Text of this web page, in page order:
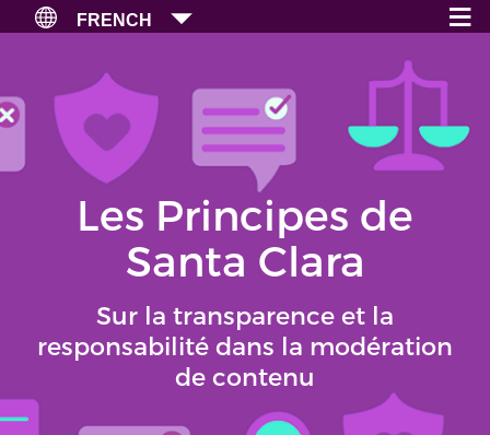
FRENCH ≡
Les Principes de
Santa Clara
Sur la transparence et la
responsabilité dans la modération
de contenu
×